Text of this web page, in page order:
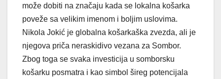
može dobiti na značaju kada se lokalna košarka
poveže sa velikim imenom i boljim uslovima.
Nikola Jokić je globalna košarkaška zvezda, ali je
njegova priča neraskidivo vezana za Sombor.
Zbog toga se svaka investicija u somborsku
košarku posmatra i kao simbol šireg potencijala